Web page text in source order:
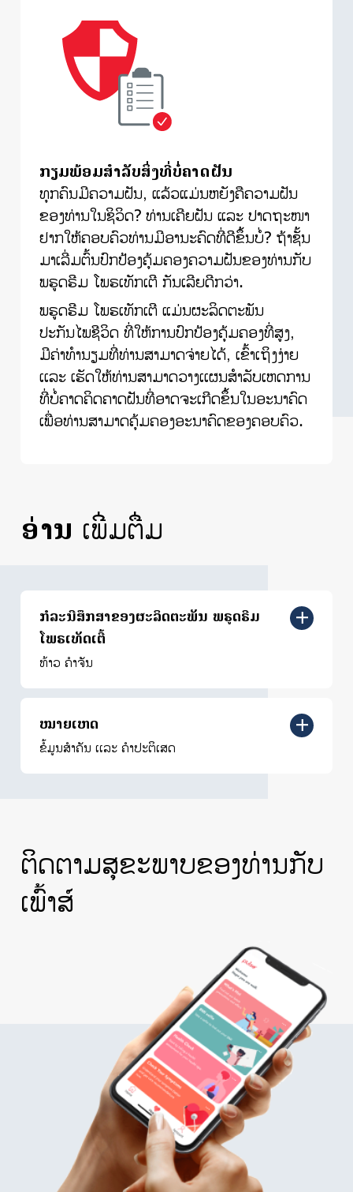
ກຽມພ້ອມສຳລັບສິ່ງທີ່ບໍ່ຄາດຝັນ
ທຸກຄົນມີຄວາມຝັນ, ແລ້ວແມ່ນຫຍັງຄືຄວາມຝັນ
ຂອງທ່ານໃນຊິວິດ? ທ່ານເຄີຍຝັນ ແລະ ປາດຖະໜາ
ຢາກໃຫ້ຄອບຄົວທ່ານມີອານະຄົດທີ່ດີຂຶ້ນບໍ່? ຖ້າຊັ້ນ
ມາເລີ່ມຕົ້ນປົກປ້ອງຄຸ້ມຄອງຄວາມຝັນຂອງທ່ານກັບ
ພຣູດຣີມ ໂພຣເທັກເຕີ ກັນເລີຍດີກວ່າ.
ພຣູດຣີມ ໂພຣເທັກເຕີ ແມ່ນຜະລິດຕະພັນ
ປະກັນໄພຊີວິດ ທີ່ໃຫ້ການປົກປ້ອງຄຸ້ມຄອງທີ່ສູງ,
ມີຄ່າທຳນຽມທີ່ທ່ານສາມາດຈ່າຍໄດ້, ເຂົ້າເຖິງງ່າຍ
ເເລະ ເຮັດໃຫ້ທ່ານສາມາດວາງເເຜນສຳລັບເຫດການ
ທີ່ບໍ່ຄາດຄິດຄາດຝັນທີ່ອາດຈະເກີດຂຶ້ນໃນອະນາຄົດ
ເພື່ອທ່ານສາມາດຄຸ້ມຄອງອະນາຄົດຂອງຄອບຄົວ.
ອ່ານ ເພີ່ມຕື່ມ
ກໍລະນີສຶກສາຂອງຜະລິດຕະພັນ ພຣູດຣີມ
ໂພຣເທັດເຕີ້
ທ້າວ ຄຳຈັນ
ໝາຍເຫດ
ຂໍ້ມູນສຳຄັນ ເເລະ ຄຳປະຕິເສດ
ຕິດຕາມສຸຂະພາບຂອງທ່ານກັບ
ເພົ້າສ໌